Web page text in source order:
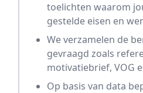
toelichten waarom
gestelde eisen en
We verzamelen de
gevraagd zoals
motivatiebrief, VOG
Op basis van data